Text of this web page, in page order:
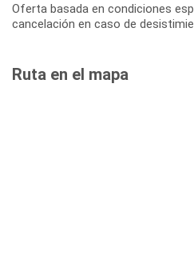
Oferta basada en condiciones
cancelación en caso de
Ruta en el mapa